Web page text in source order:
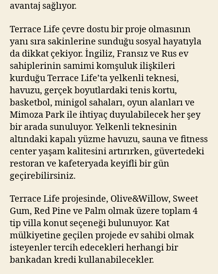
avantaj sağlıyor.
Terrace Life çevre dostu bir proje olmasının
yanı sıra sakinlerine sunduğu sosyal hayatıyla
da dikkat çekiyor. İngiliz, Fransız ve Rus ev
sahiplerinin samimi komşuluk ilişkileri
kurduğu Terrace Life’ta yelkenli teknesi,
havuzu, gerçek boyutlardaki tenis kortu,
basketbol, minigol sahaları, oyun alanları ve
Mimoza Park ile ihtiyaç duyulabilecek her şey
bir arada sunuluyor. Yelkenli teknesinin
altındaki kapalı yüzme havuzu, sauna ve fitness
center yaşam kalitesini artırırken, güvertedeki
restoran ve kafeteryada keyifli bir gün
geçirebilirsiniz.
Terrace Life projesinde, Olive&Willow, Sweet
Gum, Red Pine ve Palm olmak üzere toplam 4
tip villa konut seçeneği bulunuyor. Kat
mülkiyetine geçilen projede ev sahibi olmak
isteyenler tercih edecekleri herhangi bir
bankadan kredi kullanabilecekler.